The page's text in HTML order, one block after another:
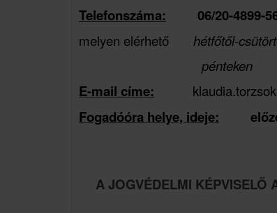
Telefonszáma: 06/20-4899-
melyen elérhető hétfőtől-
pénteken
E-mail címe:
Fogadóóra helye, ideje:
A JOGVÉDELMI KÉPVISELŐ